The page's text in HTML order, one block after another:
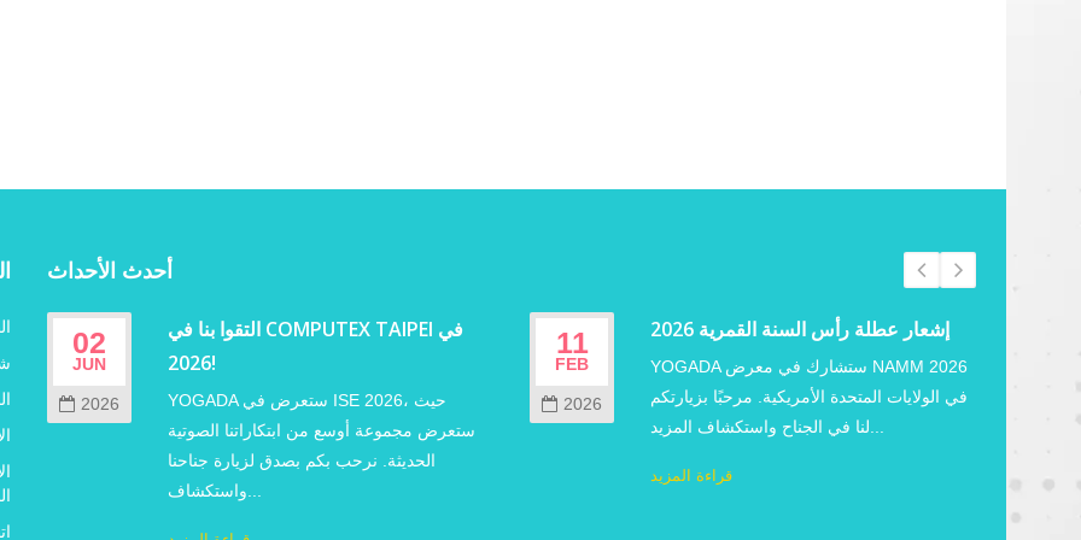
أحدث الأحداث
02
JUN
2026
التقوا بنا في COMPUTEX TAIPEI في
2026!
YOGADA ستعرض في ISE 2026، حيث
ستعرض مجموعة أوسع من ابتكاراتنا الصوتية
الحديثة. نرحب بكم بصدق لزيارة جناحنا
11
FEB
2026
إشعار عطلة رأس السنة القمرية 2026
YOGADA ستشارك في معرض NAMM 2026
في الولايات المتحدة الأمريكية. مرحبًا بزيارتكم
قراءة المزيد